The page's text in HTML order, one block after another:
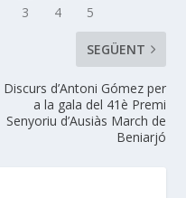
SEGÜENT
Discurs d’Antoni Gómez per
a la gala del 41è Premi
Senyoriu d’Ausiàs March de
Beniarjó